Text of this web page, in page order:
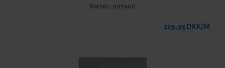
Varenr.: 901960
229,95 DKK/M